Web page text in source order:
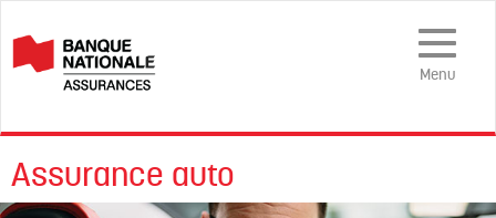
Menu
mobile
Menu
Assurance auto